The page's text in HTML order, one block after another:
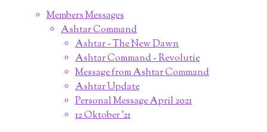
Members Messages
Ashtar Command
Ashtar - The New Dawn
Ashtar Command - Revolutie
Message from Ashtar Command
Ashtar Update
Personal Message April 2021
12 Oktober '21